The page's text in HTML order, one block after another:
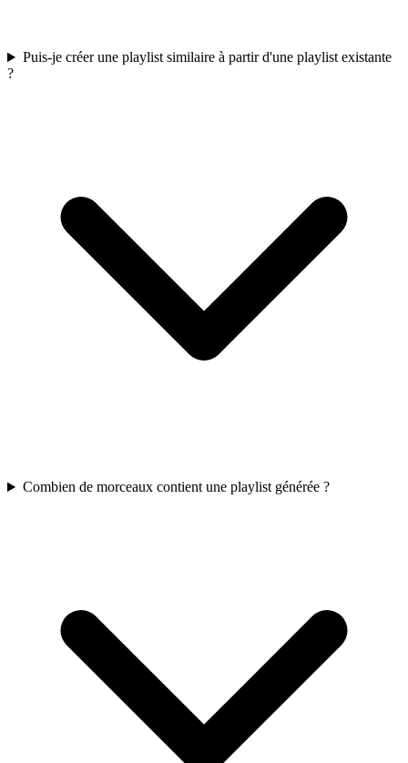
Puis-je créer une playlist similaire à partir d'une playlist existante
?
Combien de morceaux contient une playlist générée ?